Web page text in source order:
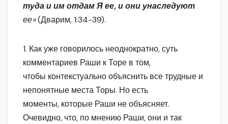
туда и им отдам Я ее, и они унаследуют
ее»(Дварим, 1:34-39).
1. Как уже говорилось неоднократно, суть
комментариев Раши к Торе в том,
чтобы контекстуально объяснить все трудные и
непонятные места Торы. Но есть
моменты, которые Раши не объясняет.
Очевидно, что, по мнению Раши, они и так